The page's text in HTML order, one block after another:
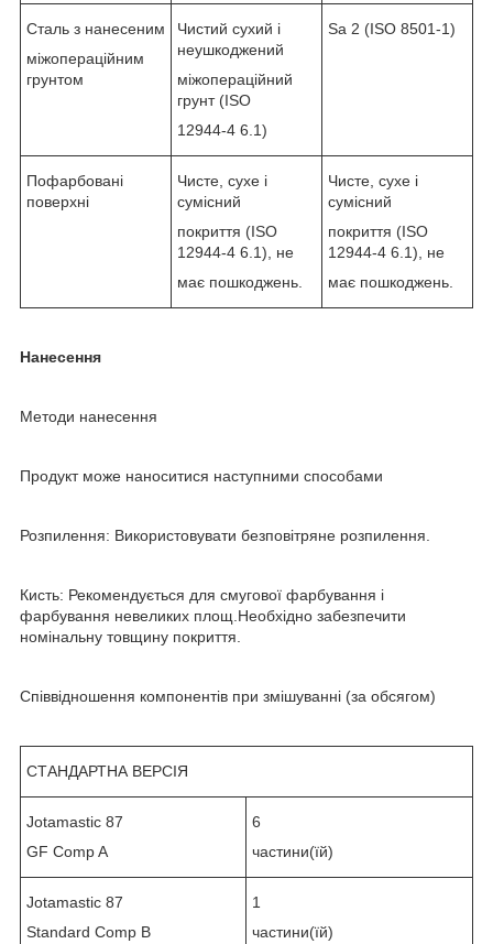
Сталь з нанесеним
міжопераційним
грунтом
Чистий сухий і
неушкоджений
міжопераційний
грунт (ISO
12944-4 6.1)
Sa 2 (ISO 8501-1)
Пофарбовані
поверхні
Чисте, сухе і
сумісний
покриття (ISO
12944-4 6.1), не
має пошкоджень.
Чисте, сухе і
сумісний
покриття (ISO
12944-4 6.1), не
має пошкоджень.
Нанесення
Методи нанесення
Продукт може наноситися наступними способами
Розпилення: Використовувати безповітряне розпилення.
Кисть: Рекомендується для смугової фарбування і
фарбування невеликих площ.Необхідно забезпечити
номінальну товщину покриття.
Співвідношення компонентів при змішуванні (за обсягом)
СТАНДАРТНА ВЕРСІЯ
Jotamastic 87
GF Comp A
6
частини(їй)
Jotamastic 87
Standard Comp B
1
частини(їй)